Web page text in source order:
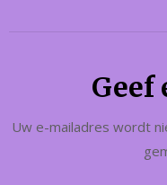
Geef
Uw e-mailadres wordt